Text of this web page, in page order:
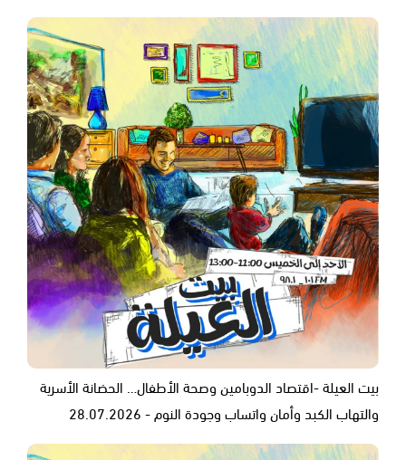
بيت العيلة -اقتصاد الدوبامين وصحة الأطفال… الحضانة الأسرية
والتهاب الكبد وأمان واتساب وجودة النوم - 28.07.2026